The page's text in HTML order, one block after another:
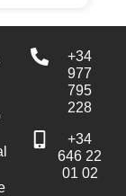
+34
977
795
228
+34
646 22
01 02